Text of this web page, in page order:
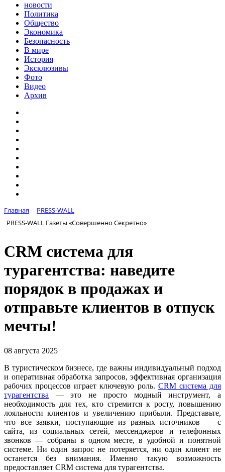
новости
Политика
Общество
Экономика
Безопасность
В мире
История
Эксклюзивы
Фото
Видео
Архив
Главная
PRESS-WALL
PRESS-WALL Газеты «Совершенно Секретно»
CRM система для
турагентства: наведите
порядок в продажах и
отправьте клиентов в отпуск
мечты!
08 августа 2025
В туристическом бизнесе, где важны индивидуальный подход
и оперативная обработка запросов, эффективная организация
рабочих процессов играет ключевую роль. CRM система для
турагентства — это не просто модный инструмент, а
необходимость для тех, кто стремится к росту, повышению
лояльности клиентов и увеличению прибыли. Представьте,
что все заявки, поступающие из разных источников — с
сайта, из социальных сетей, мессенджеров и телефонных
звонков — собраны в одном месте, в удобной и понятной
системе. Ни один запрос не потеряется, ни один клиент не
останется без внимания. Именно такую возможность
предоставляет CRM система для турагентства.